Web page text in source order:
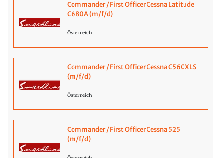
Commander / First Officer Cessna Latitude
C680A (m/f/d)
Österreich
Commander / First Officer Cessna C560XLS
(m/f/d)
Österreich
Commander / First Officer Cessna 525
(m/f/d)